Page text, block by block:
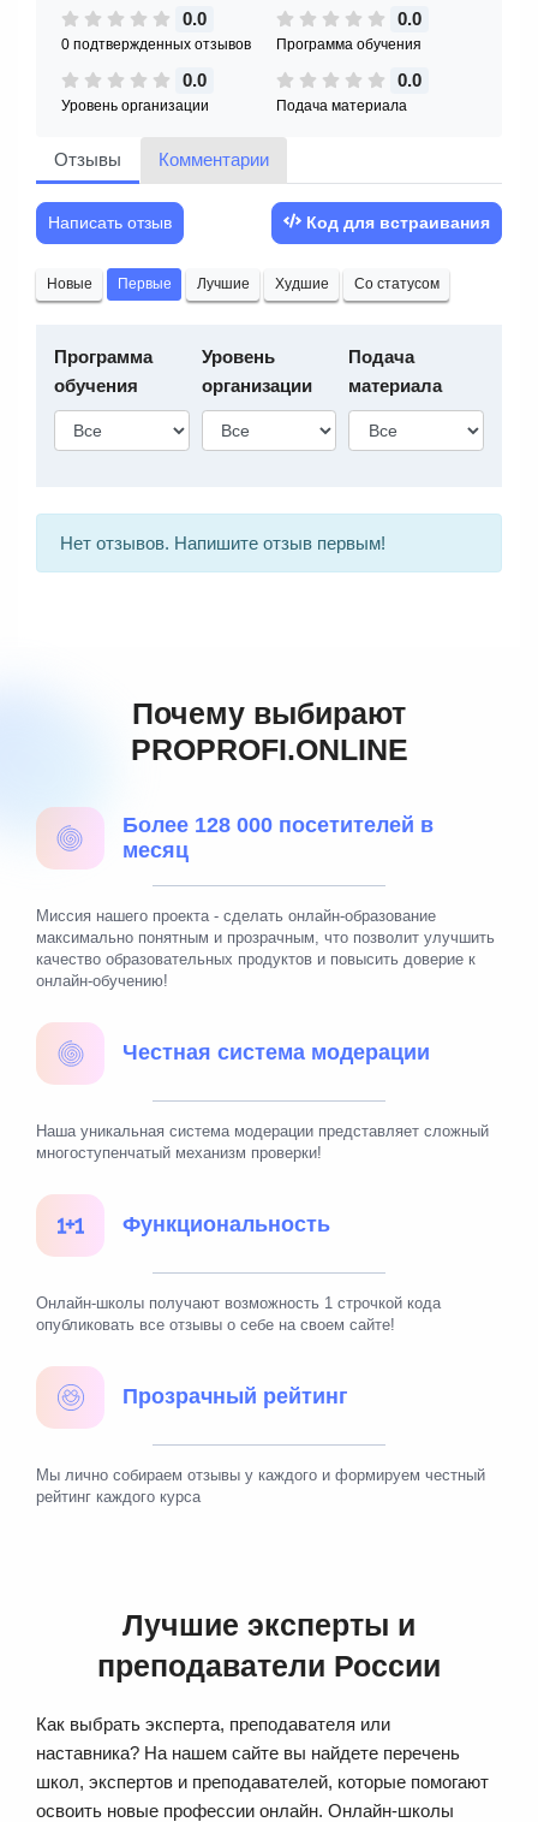
0.0
0 подтвержденных отзывов
0.0
Программа обучения
0.0
Уровень организации
0.0
Подача материала
Отзывы Комментарии
Написать отзыв Код для встраивания
Новые Первые Лучшие Худшие Со статусом
Программа
обучения
Уровень
организации
Подача
материала
Нет отзывов. Напишите отзыв первым!
Почему выбирают
PROPROFI.ONLINE
Более 128 000 посетителей в
месяц
Миссия нашего проекта - сделать онлайн-образование
максимально понятным и прозрачным, что позволит улучшить
качество образовательных продуктов и повысить доверие к
онлайн-обучению!
Честная система модерации
Наша уникальная система модерации представляет сложный
многоступенчатый механизм проверки!
Функциональность
Онлайн-школы получают возможность 1 строчкой кода
опубликовать все отзывы о себе на своем сайте!
Прозрачный рейтинг
Мы лично собираем отзывы у каждого и формируем честный
рейтинг каждого курса
Лучшие эксперты и
преподаватели России
Как выбрать эксперта, преподавателя или
наставника? На нашем сайте вы найдете перечень
школ, экспертов и преподавателей, которые помогают
освоить новые профессии онлайн. Онлайн-школы